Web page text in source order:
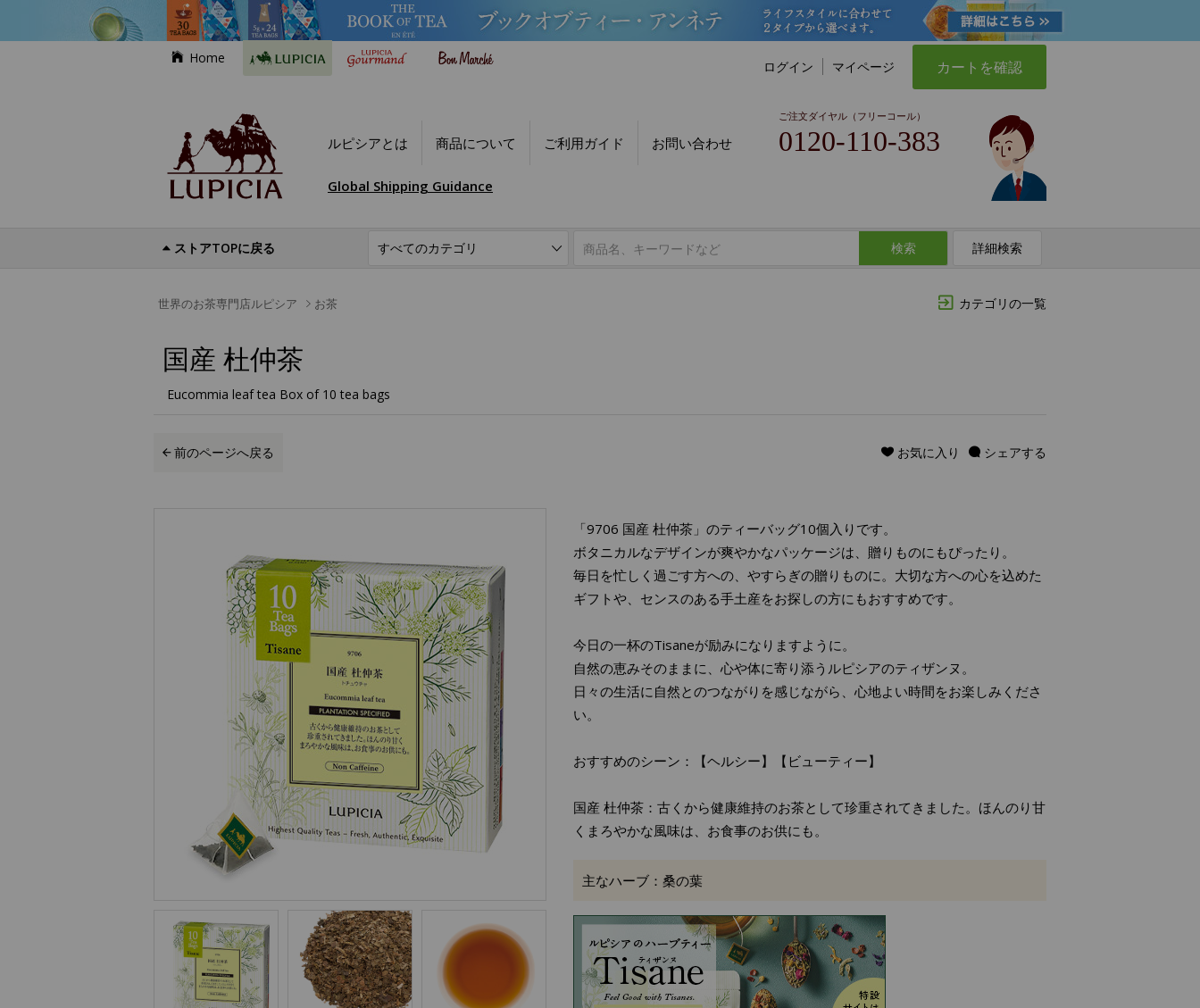
Home
ログイン マイページ カートを確認
ルピシアとは 商品について ご利用ガイド お問い合わせ
ご注文ダイヤル（フリーコール）
0120-110-383
Global Shipping Guidance
ストアTOPに戻る 検索 詳細検索
カテゴリの一覧
世界のお茶専門店ルピシア お茶
国産 杜仲茶
Eucommia leaf tea Box of 10 tea bags
前のページへ戻る シェアする
お気に入り
「9706 国産 杜仲茶」のティーバッグ10個入りです。
ボタニカルなデザインが爽やかなパッケージは、贈りものにもぴったり。
毎日を忙しく過ごす方への、やすらぎの贈りものに。大切な方への心を込めた
ギフトや、センスのある手土産をお探しの方にもおすすめです。
今日の一杯のTisaneが励みになりますように。
自然の恵みそのままに、心や体に寄り添うルピシアのティザンヌ。
日々の生活に自然とのつながりを感じながら、心地よい時間をお楽しみくださ
い。
おすすめのシーン：【ヘルシー】【ビューティー】
国産 杜仲茶：古くから健康維持のお茶として珍重されてきました。ほんのり甘
くまろやかな風味は、お食事のお供にも。
主なハーブ：桑の葉